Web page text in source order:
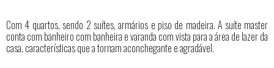
Com 4 quartos, sendo 2 suítes, armários e piso de madeira. A suíte master
conta com banheiro com banheira e varanda com vista para a área de lazer da
casa, características que a tornam aconchegante e agradável.